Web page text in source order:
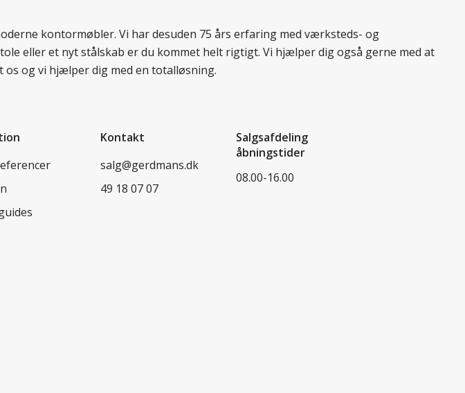
kontormøbler. Vi har desuden 75 års erfaring med værksteds- og
eller et nyt stålskab er du kommet helt rigtigt. Vi hjælper dig også gerne med at
og vi hjælper dig med en totalløsning.
Kontakt
salg@gerdmans.dk
49 18 07 07
Salgsafdeling
åbningstider
08.00-16.00